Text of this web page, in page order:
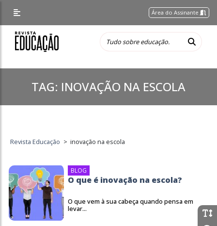
Área do Assinante
TAG: INOVAÇÃO NA ESCOLA
Revista Educação > inovação na escola
BLOG
O que é inovação na escola?
O que vem à sua cabeça quando pensa em
levar...